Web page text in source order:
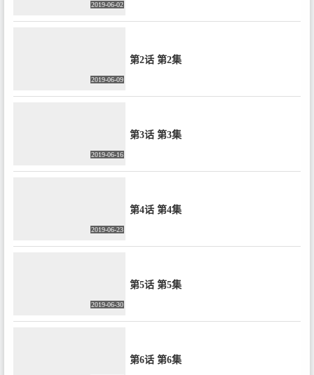
2019-06-02
2019-06-09
第2话 第2集
2019-06-16
第3话 第3集
2019-06-23
第4话 第4集
2019-06-30
第5话 第5集
第6话 第6集